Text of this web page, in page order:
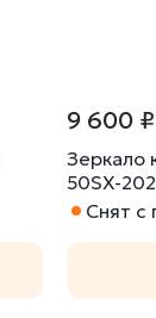
9 600 ₽
Зеркало
50SX-
Снят с